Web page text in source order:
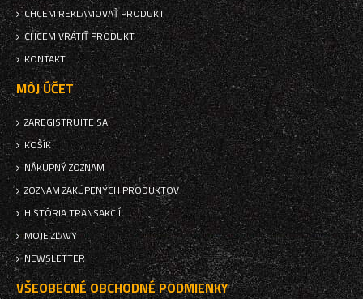
CHCEM REKLAMOVAŤ PRODUKT
CHCEM VRÁTIŤ PRODUKT
KONTAKT
MÔJ ÚČET
ZAREGISTRUJTE SA
KOŠÍK
NÁKUPNÝ ZOZNAM
ZOZNAM ZAKÚPENÝCH PRODUKTOV
HISTÓRIA TRANSAKCIÍ
MOJE ZĽAVY
NEWSLETTER
VŠEOBECNÉ OBCHODNÉ PODMIENKY